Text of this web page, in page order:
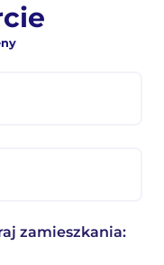
zamieszkania: